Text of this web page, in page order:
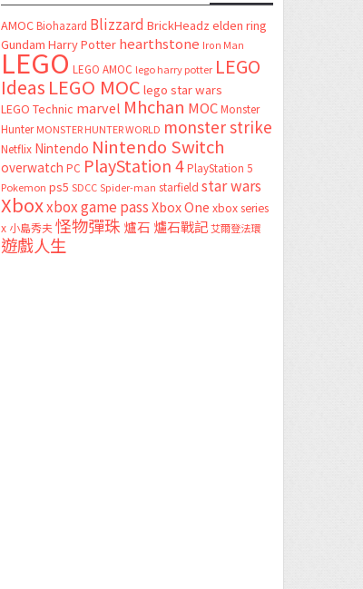
AMOC Biohazard Blizzard BrickHeadz elden ring
Gundam Harry Potter hearthstone Iron Man
LEGO LEGO AMOC lego harry potter LEGO
Ideas LEGO MOC lego star wars
LEGO Technic marvel Mhchan MOC Monster
Hunter MONSTER HUNTER WORLD monster strike
Netflix Nintendo Nintendo Switch
overwatch PC PlayStation 4 PlayStation 5
Pokemon ps5 SDCC Spider-man starfield star wars
Xboxxbox game passXbox One xbox series
x 小島秀夫怪物彈珠 爐石 爐石戰記艾爾登法環
遊戲人生